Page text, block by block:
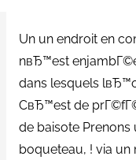
Un un endroit en
nвЂ™est
dans lesquels
CвЂ™est de
de baisote
boqueteau, ! via un